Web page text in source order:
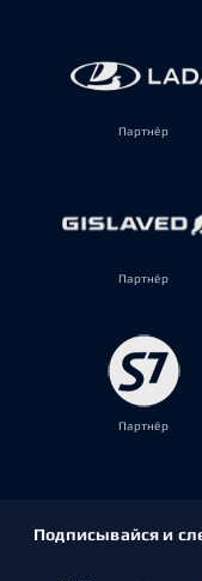
Партнёр
Партнёр
Партнёр
Подписывайся и